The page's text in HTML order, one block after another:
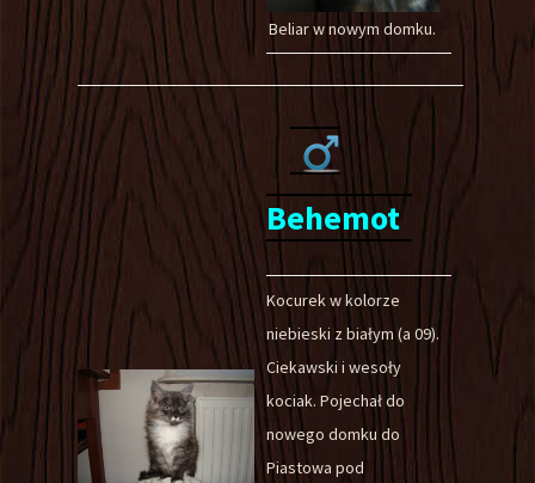
Beliar w nowym domku.
Behemot
Kocurek w kolorze
niebieski z białym (a 09).
Ciekawski i wesoły
kociak. Pojechał do
nowego domku do
Piastowa pod